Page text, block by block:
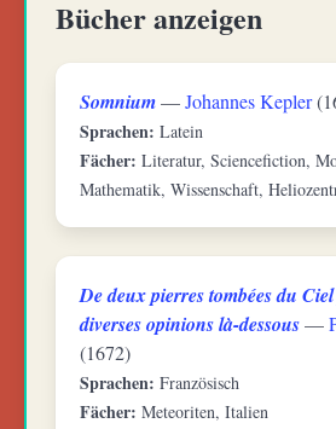
Bücher anzeigen
Somnium—Johannes Kepler
Sprachen: Latein
Fächer: Literatur, Sciencefiction,
Mathematik, Wissenschaft,
De deux pierres tombées du
diverses opinions là-dessous—
(1672)
Sprachen: Französisch
Fächer: Meteoriten, Italien